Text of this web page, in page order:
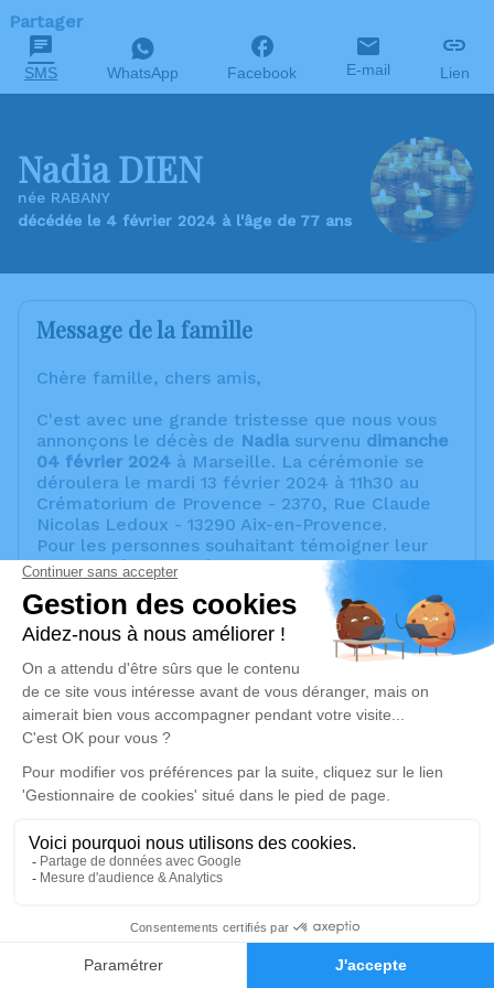
Faire-part Hommages
Partager
SMS WhatsApp Facebook E-mail Lien
Nadia DIEN
née RABANY
décédée le 4 février 2024 à l'âge de 77 ans
Message de la famille
Chère famille, chers amis,
C'est avec une grande tristesse que nous vous
annonçons le décès de Nadia survenu dimanche
04 février 2024 à Marseille. La cérémonie se
déroulera le mardi 13 février 2024 à 11h30 au
Crématorium de Provence - 2370, Rue Claude
Nicolas Ledoux - 13290 Aix-en-Provence.
Pour les personnes souhaitant témoigner leur
affection à notre mère, il est proposé
d'apporter une fleur de votre choix qui sera
déposée sur le cercueil en fin de cérémonie.
Lionel et Eric
Un service de plantation d’arbre hommage est
Cérémonie religieuse
Crématorium de Provence et Parc Mémorial
de Provence d'Aix-en-Provence